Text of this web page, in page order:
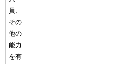
員、
その
他の
能力
を有